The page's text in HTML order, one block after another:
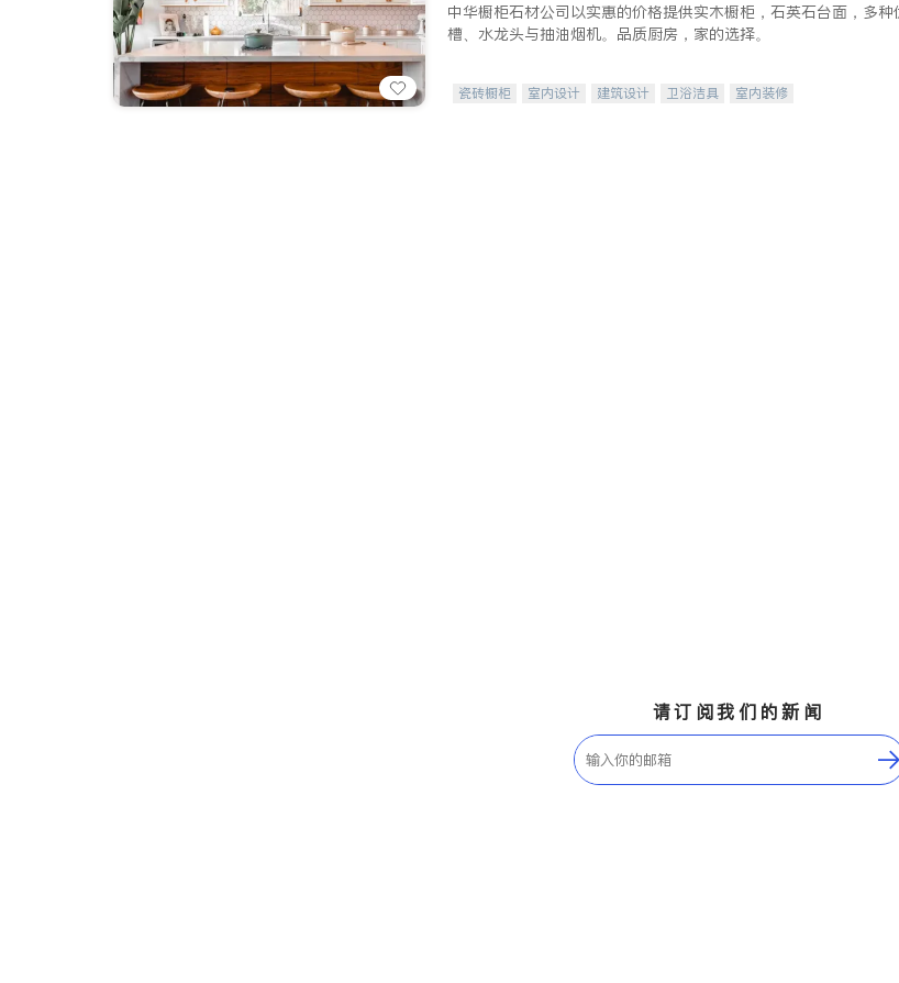
中华橱柜石材公司以实惠的价格提供实木橱柜，石英石台面，多
槽、水龙头与抽油烟机。品质厨房，家的选择。
瓷砖橱柜 室内设计 建筑设计 卫浴洁具 室内装修
请订阅我们的新闻